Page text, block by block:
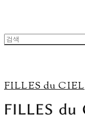
FILLES du CIEL